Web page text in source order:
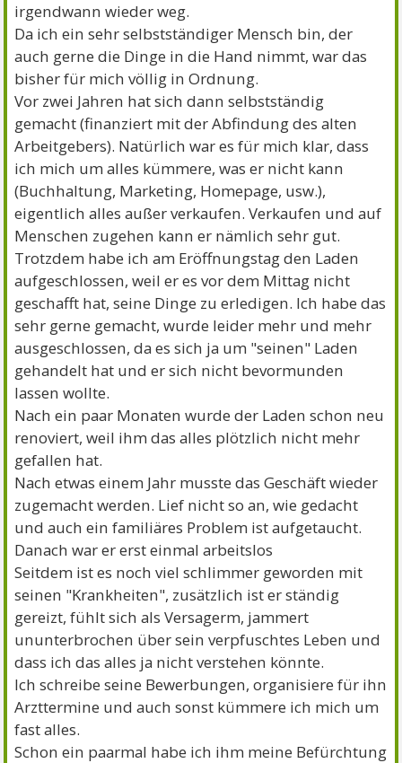
irgendwann wieder weg.
Da ich ein sehr selbstständiger Mensch bin, der
auch gerne die Dinge in die Hand nimmt, war das
bisher für mich völlig in Ordnung.
Vor zwei Jahren hat sich dann selbstständig
gemacht (finanziert mit der Abfindung des alten
Arbeitgebers). Natürlich war es für mich klar, dass
ich mich um alles kümmere, was er nicht kann
(Buchhaltung, Marketing, Homepage, usw.),
eigentlich alles außer verkaufen. Verkaufen und auf
Menschen zugehen kann er nämlich sehr gut.
Trotzdem habe ich am Eröffnungstag den Laden
aufgeschlossen, weil er es vor dem Mittag nicht
geschafft hat, seine Dinge zu erledigen. Ich habe das
sehr gerne gemacht, wurde leider mehr und mehr
ausgeschlossen, da es sich ja um "seinen" Laden
gehandelt hat und er sich nicht bevormunden
lassen wollte.
Nach ein paar Monaten wurde der Laden schon neu
renoviert, weil ihm das alles plötzlich nicht mehr
gefallen hat.
Nach etwas einem Jahr musste das Geschäft wieder
zugemacht werden. Lief nicht so an, wie gedacht
und auch ein familiäres Problem ist aufgetaucht.
Danach war er erst einmal arbeitslos
Seitdem ist es noch viel schlimmer geworden mit
seinen "Krankheiten", zusätzlich ist er ständig
gereizt, fühlt sich als Versagerm, jammert
ununterbrochen über sein verpfuschtes Leben und
dass ich das alles ja nicht verstehen könnte.
Ich schreibe seine Bewerbungen, organisiere für ihn
Arzttermine und auch sonst kümmere ich mich um
fast alles.
Schon ein paarmal habe ich ihm meine Befürchtung